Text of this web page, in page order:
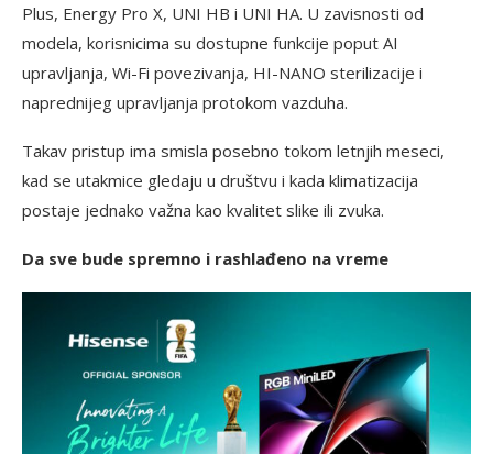
Plus, Energy Pro X, UNI HB i UNI HA. U zavisnosti od
modela, korisnicima su dostupne funkcije poput AI
upravljanja, Wi-Fi povezivanja, HI-NANO sterilizacije i
naprednijeg upravljanja protokom vazduha.
Takav pristup ima smisla posebno tokom letnjih meseci,
kad se utakmice gledaju u društvu i kada klimatizacija
postaje jednako važna kao kvalitet slike ili zvuka.
Da sve bude spremno i rashlađeno na vreme